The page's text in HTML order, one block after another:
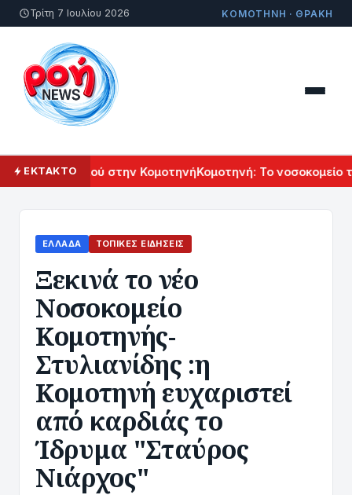
Τρίτη 7 Ιουλίου 2026 ΚΟΜΟΤΗΝΗ · ΘΡΑΚΗ
ΕΚΤΑΚΤΟ
Πολιτισμού στην ΚομοτηνήΚομοτηνή: Το νοσοκομείο του
ΕΛΛΆΔΑ ΤΟΠΙΚΈΣ ΕΙΔΉΣΕΙΣ
Ξεκινά το νέο
Νοσοκομείο
Κομοτηνής-
Στυλιανίδης :η
Κομοτηνή ευχαριστεί
από καρδιάς το
Ίδρυμα "Σταύρος
Νιάρχος"